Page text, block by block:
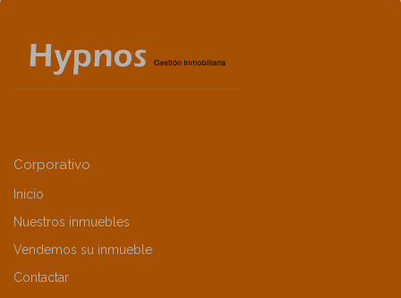
Corporativo
Inicio
Nuestros inmuebles
Vendemos su inmueble
Contactar